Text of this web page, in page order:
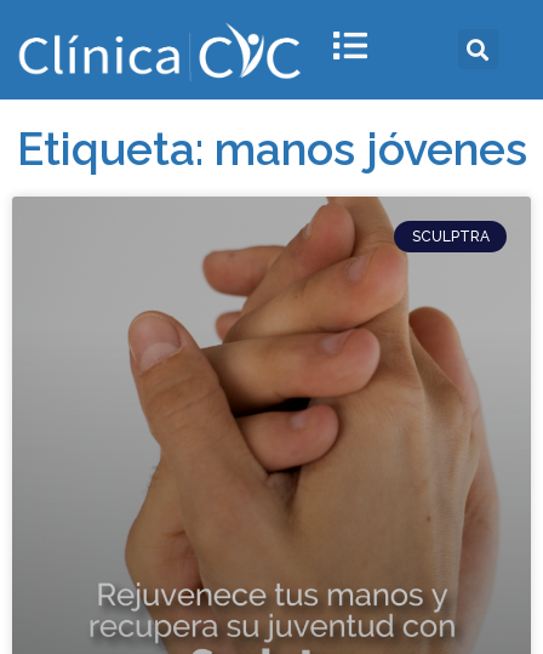
Etiqueta: manos jóvenes
SCULPTRA